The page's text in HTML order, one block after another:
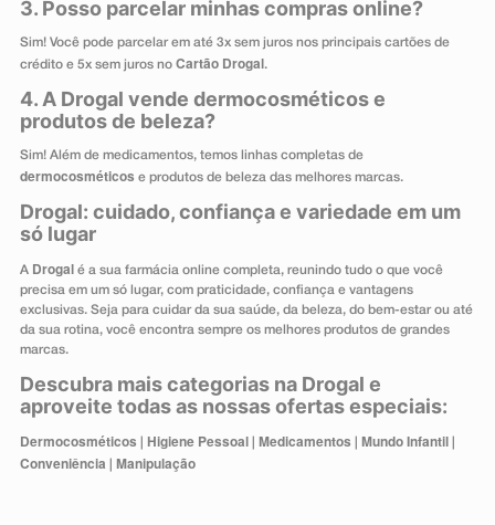
3. Posso parcelar minhas compras online?
Sim! Você pode parcelar em até 3x sem juros nos principais cartões de
crédito e 5x sem juros no Cartão Drogal.
4. A Drogal vende dermocosméticos e
produtos de beleza?
Sim! Além de medicamentos, temos linhas completas de
dermocosméticos e produtos de beleza das melhores marcas.
Drogal: cuidado, confiança e variedade em um
só lugar
A Drogal é a sua farmácia online completa, reunindo tudo o que você
precisa em um só lugar, com praticidade, confiança e vantagens
exclusivas. Seja para cuidar da sua saúde, da beleza, do bem-estar ou até
da sua rotina, você encontra sempre os melhores produtos de grandes
marcas.
Descubra mais categorias na Drogal e
aproveite todas as nossas ofertas especiais:
Dermocosméticos Higiene Pessoal Medicamentos Mundo Infantil
Conveniência Manipulação